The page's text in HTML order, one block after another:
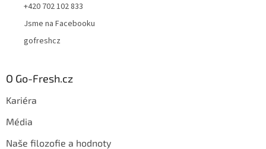
+420 702 102 833
Jsme na Facebooku
gofreshcz
O Go-Fresh.cz
Kariéra
Média
Naše filozofie a hodnoty